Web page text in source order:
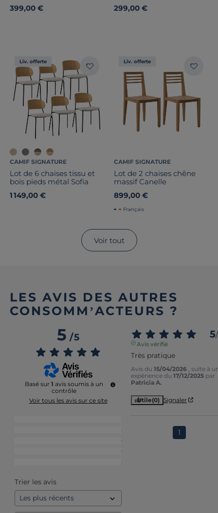
399,00 €
299,00 €
Liv. offerte
CAMIF SIGNATURE
Lot de 6 chaises tissu et
bois pieds métal Sofia
1 149,00 €
Liv. offerte
CAMIF SIGNATURE
Lot de 2 chaises chêne
massif Canelle
899,00 €
Français
Voir tout
LES AVIS DES AUTRES
CONSOMM’ACTEURS ?
5/5
Basé sur 1 avis soumis à un
contrôle
Voir tous les avis sur ce site
0
0
0
0
Trier les avis
5/
Avis vérifié
Très pratique
Avis du 15/04/2026
, suite à
expérience du 17/12/2025 par
Patricia A.
Utile(0) Signaler
1